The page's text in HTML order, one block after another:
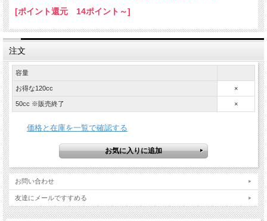
[ポイント還元 14ポイント～]
注文
容量
お得な120cc ×
50cc ※販売終了 ×
価格と在庫を一覧で確認する
お問い合わせ
友達にメールですすめる